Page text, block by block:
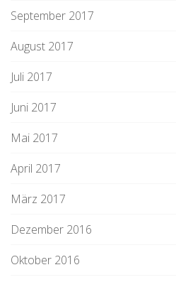
September 2017
August 2017
Juli 2017
Juni 2017
Mai 2017
April 2017
März 2017
Dezember 2016
Oktober 2016